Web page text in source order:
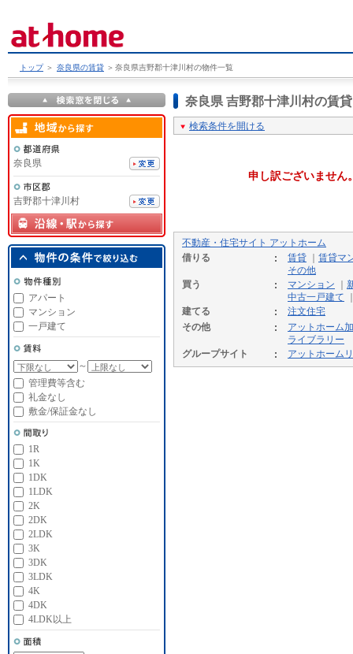
トップ ＞ 奈良県の賃貸 ＞ 奈良県吉野郡十津川村の物件一覧
奈良県 吉野郡十津川村の賃
検索条件を開ける
申し訳ございません
不動産・住宅サイト アットホーム
借りる
賃貸
賃貸マ
その他
買う
マンション
中古一戸建て
建てる
注文住宅
その他
アットホーム
ライブラリー
グループサイト
アットホーム
奈良県
吉野郡十津川村
アパート
マンション
一戸建て
～
管理費等含む
礼金なし
敷金/保証金なし
1R
1K
1DK
1LDK
2K
2DK
2LDK
3K
3DK
3LDK
4K
4DK
4LDK以上